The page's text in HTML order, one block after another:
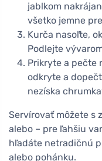
jablkom
všetko jemne
Kurča nasoľte,
Podlejte
Prikryte a pečte
odkryte a
nezíska
Servírovať môžete s
alebo – pre ľahšiu
hľadáte netradičnú
alebo pohánku.